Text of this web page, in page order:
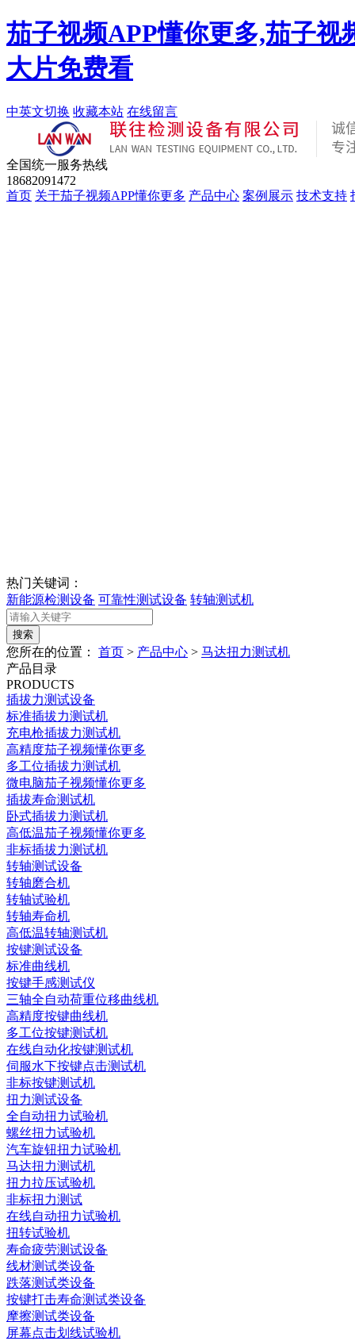
茄子视频APP懂你更多,茄子
大片免费看
中英文切换 收藏本站 在线留言
全国统一服务热线
18682091472
首页 关于茄子视频APP懂你更多 产品中心 案例展示 技术支持
热门关键词：
新能源检测设备 可靠性测试设备 转轴测试机
您所在的位置： 首页 > 产品中心 > 马达扭力测试机
产品目录
PRODUCTS
插拔力测试设备
标准插拔力测试机
充电枪插拔力测试机
高精度茄子视频懂你更多
多工位插拔力测试机
微电脑茄子视频懂你更多
插拔寿命测试机
卧式插拔力测试机
高低温茄子视频懂你更多
非标插拔力测试机
转轴测试设备
转轴磨合机
转轴试验机
转轴寿命机
高低温转轴测试机
按键测试设备
标准曲线机
按键手感测试仪
三轴全自动荷重位移曲线机
高精度按键曲线机
多工位按键测试机
在线自动化按键测试机
伺服水下按键点击测试机
非标按键测试机
扭力测试设备
全自动扭力试验机
螺丝扭力试验机
汽车旋钮扭力试验机
马达扭力测试机
扭力拉压试验机
非标扭力测试
在线自动扭力试验机
扭转试验机
寿命疲劳测试设备
线材测试类设备
跌落测试类设备
按键打击寿命测试类设备
摩擦测试类设备
屏幕点击划线试验机